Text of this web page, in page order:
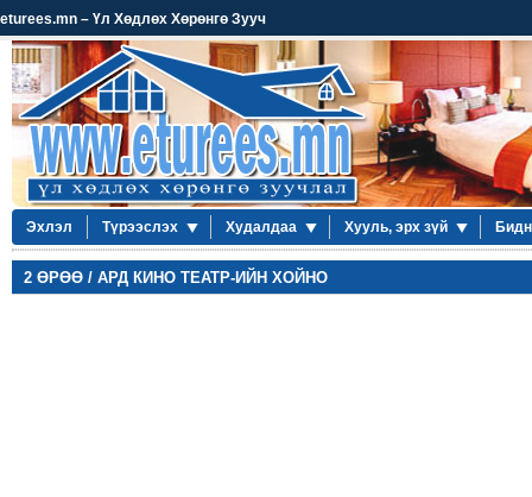
eturees.mn – Үл Хөдлөх Хөрөнгө Зууч
Эхлэл Түрээслэх Худалдаа Хууль, эрх зүй
2 ӨРӨӨ / АРД КИНО ТЕАТР-ИЙН ХОЙНО